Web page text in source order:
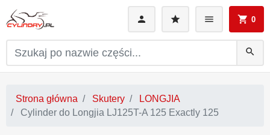
search
0
Strona główna Skutery
LONGJIA
Cylinder do Longjia LJ125T-A 125 Exactly 125